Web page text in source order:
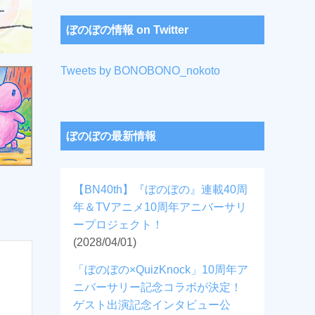
ぼのぼの情報 on Twitter
Tweets by BONOBONO_nokoto
ぼのぼの最新情報
【BN40th】『ぼのぼの』連載40周
年＆TVアニメ10周年アニバーサリ
ープロジェクト！
(2028/04/01)
「ぼのぼの×QuizKnock」10周年ア
ニバーサリー記念コラボが決定！
ゲスト出演記念インタビュー公